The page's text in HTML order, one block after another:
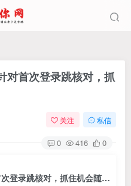
对首次登录跳核对，抓
关注 私信
0 416 0
抖音首登跳核对方法，只针对首次登录跳核对，抓住机会随时和谐！